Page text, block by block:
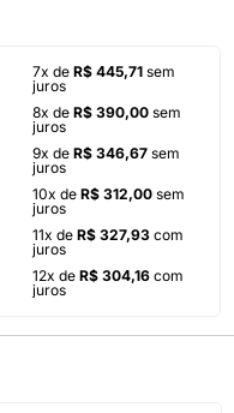
7x de R$ 445,71 sem
juros
8x de R$ 390,00 sem
juros
9x de R$ 346,67 sem
juros
10x de R$ 312,00 sem
juros
11x de R$ 327,93 com
juros
12x de R$ 304,16 com
juros